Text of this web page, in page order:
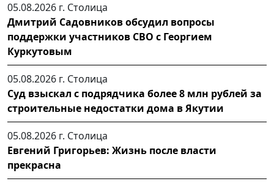
05.08.2026 г. Столица
Дмитрий Садовников обсудил вопросы
поддержки участников СВО с Георгием
Куркутовым
05.08.2026 г. Столица
Суд взыскал с подрядчика более 8 млн рублей за
строительные недостатки дома в Якутии
05.08.2026 г. Столица
Евгений Григорьев: Жизнь после власти
прекрасна